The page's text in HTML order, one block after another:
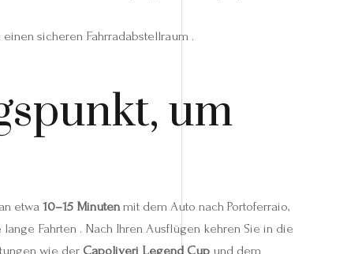
sicheren Fahrradabstellraum .
um
etwa 10–15 Minutenmit dem Auto nach Portoferraio,
Fahrten . Nach Ihren Ausflügen kehren Sie in die
wie der Capoliveri Legend Cup und dem